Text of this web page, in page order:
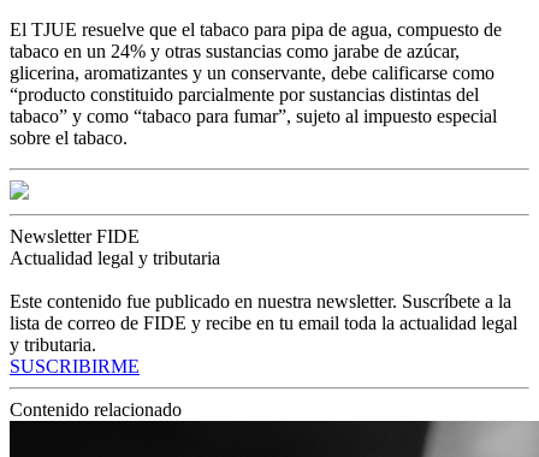
El TJUE resuelve que el tabaco para pipa de agua, compuesto de
tabaco en un 24% y otras sustancias como jarabe de azúcar,
glicerina, aromatizantes y un conservante, debe calificarse como
“producto constituido parcialmente por sustancias distintas del
tabaco” y como “tabaco para fumar”, sujeto al impuesto especial
sobre el tabaco.
Newsletter FIDE
Actualidad legal y tributaria
Este contenido fue publicado en nuestra newsletter. Suscríbete a la
lista de correo de FIDE y recibe en tu email toda la actualidad legal
y tributaria.
SUSCRIBIRME
Contenido relacionado